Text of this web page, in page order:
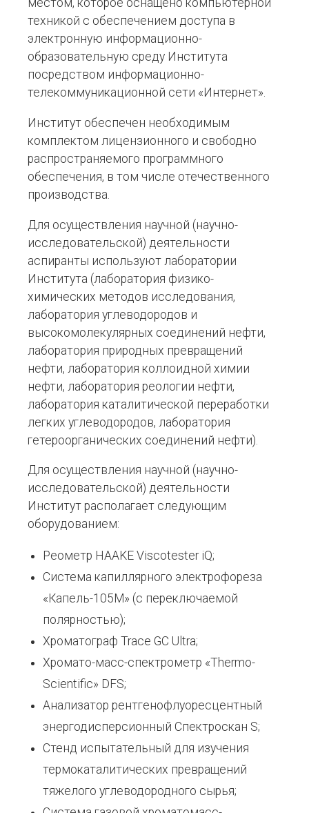
местом, которое оснащено компьютерной
техникой с обеспечением доступа в
электронную информационно-
образовательную среду Института
посредством информационно-
телекоммуникационной сети «Интернет».
Институт обеспечен необходимым
комплектом лицензионного и свободно
распространяемого программного
обеспечения, в том числе отечественного
производства.
Для осуществления научной (научно-
исследовательской) деятельности
аспиранты используют лаборатории
Института (лаборатория физико-
химических методов исследования,
лаборатория углеводородов и
высокомолекулярных соединений нефти,
лаборатория природных превращений
нефти, лаборатория коллоидной химии
нефти, лаборатория реологии нефти,
лаборатория каталитической переработки
легких углеводородов, лаборатория
гетероорганических соединений нефти).
Для осуществления научной (научно-
исследовательской) деятельности
Институт располагает следующим
оборудованием:
Реометр HAAKE Viscotester iQ;
Система капиллярного электрофореза
«Капель-105М» (с переключаемой
полярностью);
Хроматограф Trace GC Ultra;
Хромато-масс-спектрометр «Thermo-
Scientific» DFS;
Анализатор рентгенофлуоресцентный
энергодисперсионный Спектроскан S;
Стенд испытательный для изучения
термокаталитических превращений
тяжелого углеводородного сырья;